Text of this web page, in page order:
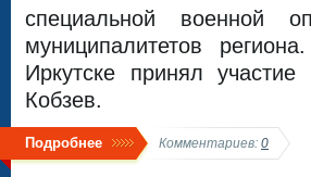
специальной военной
муниципалитетов
Иркутске принял участие
Кобзев.
Подробнее Комментариев: 0